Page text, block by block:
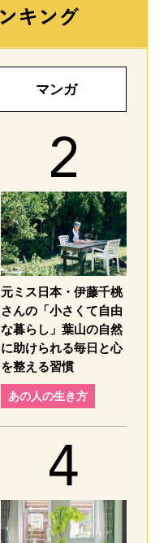
マンガ
元ミス日本・伊藤千桃
さんの「小さくて自由
な暮らし」葉山の自然
に助けられる毎日と心
を整える習慣
あの人の生き方